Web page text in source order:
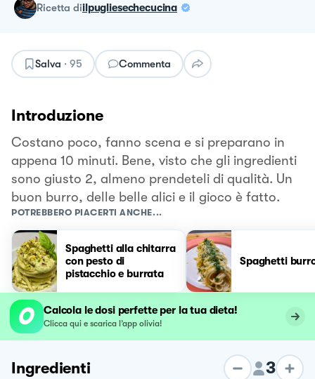
ricetta diilpugliesechecucina
Salva · 95 Commenta
Introduzione
Costano poco, fanno scena e si preparano in
appena 10 minuti. Bene, visto che gli ingredienti
sono giusto 2, almeno prendeteli di qualità. Un
buon burro, delle belle alici e il gioco è fatto.
POTREBBERO PIACERTI ANCHE...
Spaghetti alla chitarra
con pesto di
pistacchio e burrata
Spaghetti
Calcola le dosi perfette per la tua dieta!
Clicca qui e scarica l’app olivia!
Ingredienti 3